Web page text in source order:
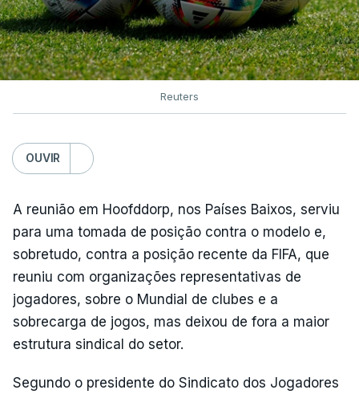
Reuters
OUVIR
A reunião em Hoofddorp, nos Países Baixos, serviu
para uma tomada de posição contra o modelo e,
sobretudo, contra a posição recente da FIFA, que
reuniu com organizações representativas de
jogadores, sobre o Mundial de clubes e a
sobrecarga de jogos, mas deixou de fora a maior
estrutura sindical do setor.
Segundo o presidente do Sindicato dos Jogadores